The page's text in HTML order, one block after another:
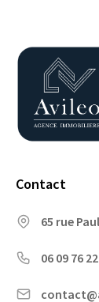
Contact
65 rue
06 09 76